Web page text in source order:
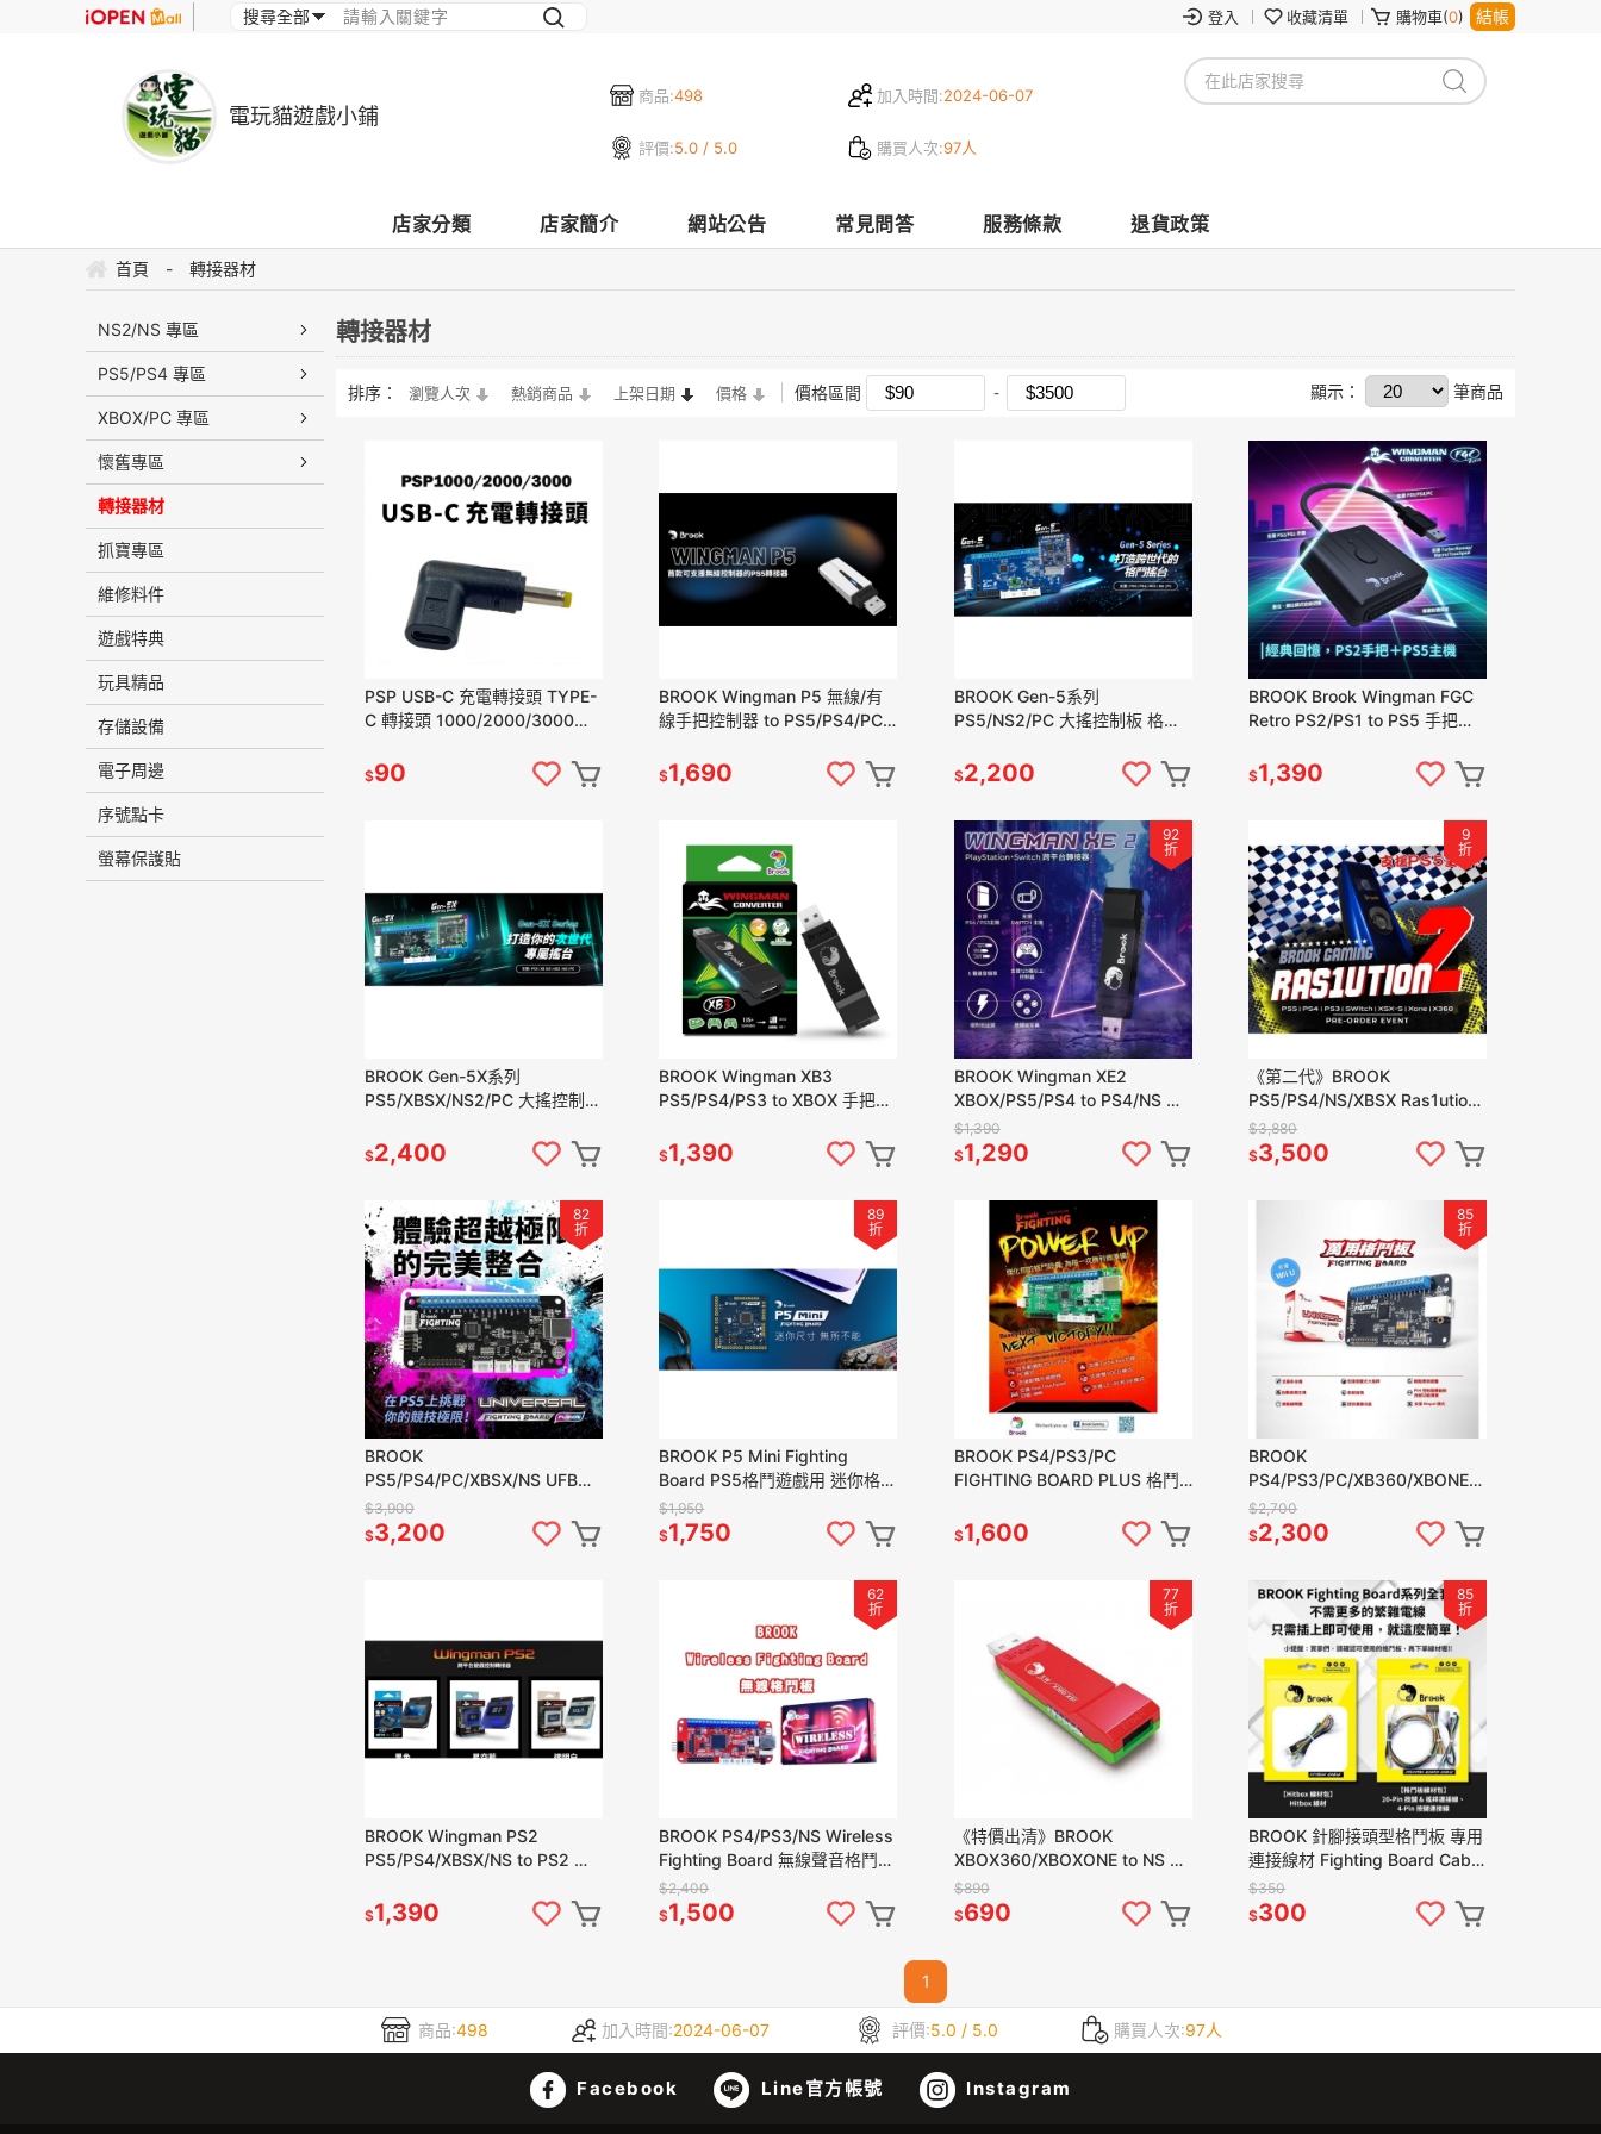
登入 收藏清單 購物車(0) 結帳
商品:498 加入時間:2024-06-07
評價:5.0 / 5.0 購買人次:97人
電玩貓遊戲小鋪
店家分類 店家簡介 網站公告 常見問答 服務條款 退貨政策
首頁 - 轉接器材
NS2/NS 專區
PS5/PS4 專區
XBOX/PC 專區
懷舊專區
轉接器材
抓寶專區
維修料件
遊戲特典
玩具精品
存儲設備
電子周邊
序號點卡
螢幕保護貼
轉接器材
排序： 瀏覽人次 熱銷商品 上架日期 價格 價格區間 顯示： 筆商品
PSP USB-C 充電轉接頭 TYPE-
C 轉接頭 1000/2000/3000型
$90
BROOK Wingman P5 無線/有
線手把控制器 to PS5/PS4/PC
$1,690
BROOK Gen-5系列
PS5/NS2/PC 大搖控制板 格鬥
$2,200
BROOK Brook Wingman FGC
Retro PS2/PS1 to PS5 手把轉
$1,390
BROOK Gen-5X系列
PS5/XBSX/NS2/PC 大搖控制板
貨
$2,400
BROOK Wingman XB3
PS5/PS4/PS3 to XBOX 手把控
$1,390
92
折
BROOK Wingman XE2
XBOX/PS5/PS4 to PS4/NS 控
制器轉接器 新品現貨
$1,390
$1,290
9
折
《第二代》BROOK
PS5/PS4/NS/XBSX Ras1ution
2 方向盤轉接器 零延遲 新品現
貨
$3,880
$3,500
82
折
BROOK
PS5/PS4/PC/XBSX/NS UFB萬
用格鬥板 Fusion 萬用+UP5二合
一 新品現貨
$3,900
$3,200
89
折
BROOK P5 Mini Fighting
Board PS5格鬥遊戲用 迷你格鬥
板 搖桿升級晶片 新品現貨
$1,950
$1,750
BROOK PS4/PS3/PC
FIGHTING BOARD PLUS 格鬥
$1,600
85
折
BROOK
PS4/PS3/PC/XB360/XBONE/N
S UFB萬用格鬥板 格鬥搖桿升級
電路板 新品現貨
$2,700
$2,300
BROOK Wingman PS2
PS5/PS4/XBSX/NS to PS2 手
$1,390
62
折
BROOK PS4/PS3/NS Wireless
Fighting Board 無線聲音格鬥板
新品現貨
$2,400
$1,500
77
折
《特價出清》BROOK
XBOX360/XBOXONE to NS 有
線手把控制器 轉接器 可連發 新
品現貨
$890
$690
85
折
BROOK 針腳接頭型格鬥板 專用
連接線材 Fighting Board Cable
DIY用接線 新品現貨
$350
$300
1
商品:498 加入時間:2024-06-07 評價:5.0 / 5.0 購買人次:97人
Facebook Line官方帳號 Instagram